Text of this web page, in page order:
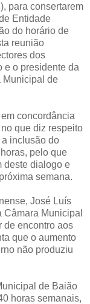
para consertarem
Entidade
do horário de
reunião
dos
e o presidente da
Municipal de
concordância
que diz respeito
inclusão do
pelo que
deste dialogo e
semana.
José Luís
Municipal
de encontro aos
que o aumento
não produziu
de Baião
horas semanais,